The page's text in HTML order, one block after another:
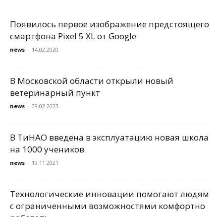
Появилось первое изображение предстоящего
смартфона Pixel 5 XL от Google
news - 14.02.2020
В Московской области открыли новый
ветеринарный пункт
news - 09.02.2023
В ТиНАО введена в эксплуатацию новая школа
на 1000 учеников
news - 19.11.2021
Технологические инновации помогают людям
с ограниченными возможностями комфортно